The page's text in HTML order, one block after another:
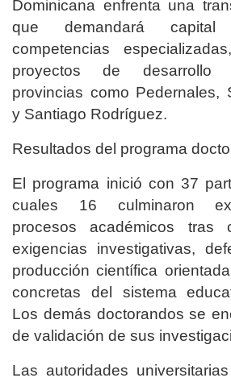
Dominicana enfrenta una
que demandará
competencias
proyectos de desarrollo
provincias como Pedernales,
y Santiago Rodríguez.
Resultados del programa
El programa inició con 37
cuales 16 culminaron
procesos académicos tras
exigencias investigativas,
producción científica
concretas del sistema
Los demás doctorandos se
de validación de sus
Las autoridades